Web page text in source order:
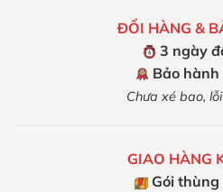
ĐỔI HÀNG &
3 ngày
Bảo hành
Chưa xé bao,
GIAO HÀNG
Gói thùng